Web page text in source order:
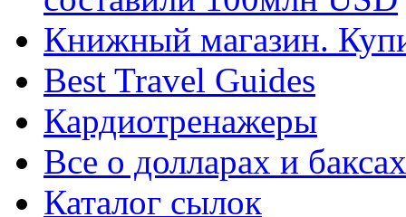
Книжный магазин.
Best Travel Guides
Кардиотренажеры
Все о долларах и
Каталог сылок